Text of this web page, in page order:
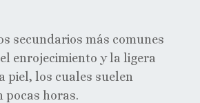
secundarios más comunes
enrojecimiento y la ligera
piel, los cuales suelen
pocas horas.